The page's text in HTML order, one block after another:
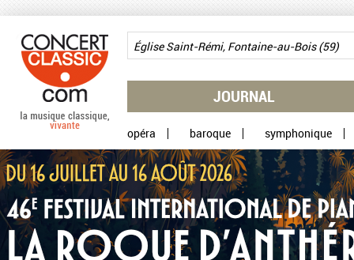
JOURNAL
opéra baroque symphonique